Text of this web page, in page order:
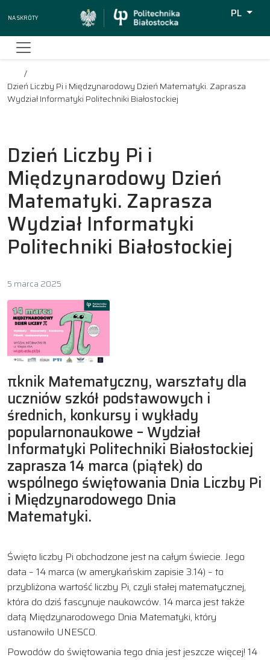
Na skróty
PL
Dzień Liczby Pi i Międzynarodowy Dzień Matematyki. Zaprasza
Wydział Informatyki Politechniki Białostockiej
Dzień Liczby Pi i
Międzynarodowy Dzień
Matematyki. Zaprasza
Wydział Informatyki
Politechniki Białostockiej
5 marca 2025
πknik Matematyczny, warsztaty dla
uczniów szkół podstawowych i
średnich, konkursy i wykłady
popularnonaukowe – Wydział
Informatyki Politechniki Białostockiej
zaprasza 14 marca (piątek) do
wspólnego świętowania Dnia Liczby Pi
i Międzynarodowego Dnia
Matematyki.
Święto liczby Pi obchodzone jest na całym świecie. Jego
data – 14 marca (w amerykańskim zapisie 3.14) – to
przybliżona wartość liczby Pi, czyli stałej matematycznej,
która do dziś fascynuje naukowców. 14 marca jest także
datą Międzynarodowego Dnia Matematyki, który
ustanowiło UNESCO.
Powodów do świętowania tego dnia jest jeszcze więcej! 14